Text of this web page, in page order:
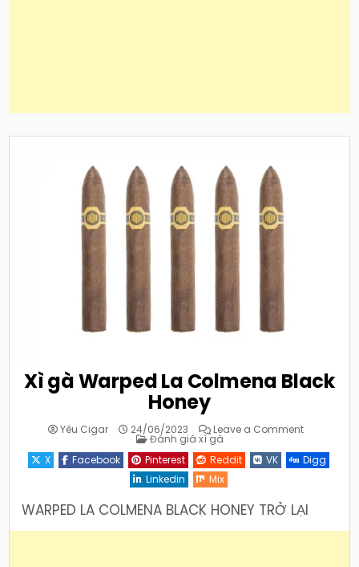
Xì gà Warped La Colmena Black
Honey
Yêu Cigar 24/06/2023 Leave a Commenton
Warped
La
Posted
Đánh giá xì gà
X
Facebook Pinterest Reddit VK
Digg
Linkedin
Mix
WARPED LA COLMENA BLACK HONEY TRỞ LẠI